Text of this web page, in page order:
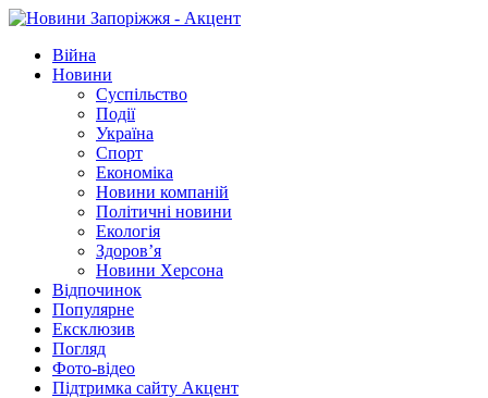
Війна
Новини
Суспільство
Події
Україна
Спорт
Економіка
Новини компаній
Політичні новини
Екологія
Здоров’я
Новини Херсона
Відпочинок
Популярне
Ексклюзив
Погляд
Фото-відео
Підтримка сайту Акцент